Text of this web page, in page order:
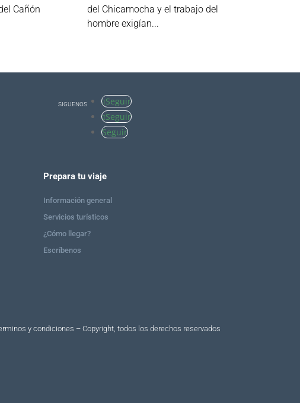
Cañón
del Chicamocha y el trabajo del
hombre exigían...
SIGUENOS
Seguir
Seguir
Seguir
Prepara tu viaje
Información general
Servicios turísticos
¿Cómo llegar?
Escríbenos
y condiciones – Copyright, todos los derechos reservados